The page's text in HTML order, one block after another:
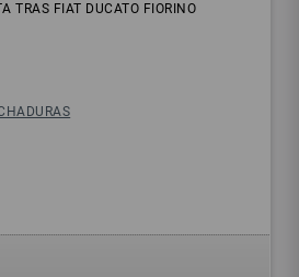
TRAS FIAT DUCATO FIORINO